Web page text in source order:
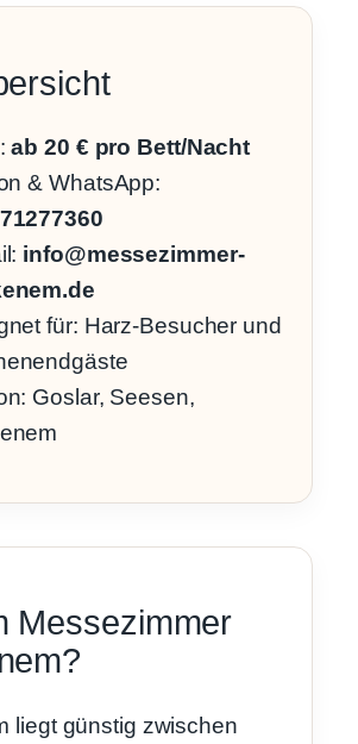
ab 20 € pro Bett/Nacht
& WhatsApp:
info@messezimmer-
für: Harz-Besucher und
Goslar, Seesen,
Messezimmer
liegt günstig zwischen